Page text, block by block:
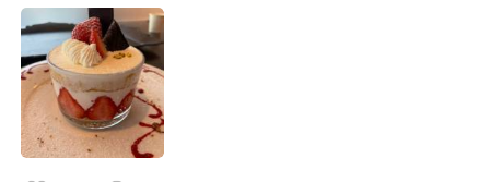
ไทย
Türkçe
Português